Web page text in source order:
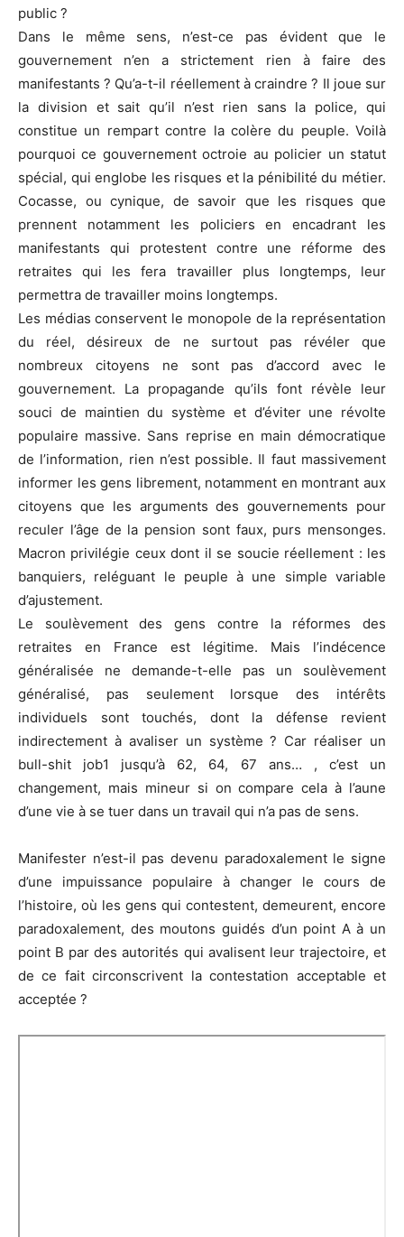
public ?
Dans le même sens, n’est-ce pas évident que le
gouvernement n’en a strictement rien à faire des
manifestants ? Qu’a-t-il réellement à craindre ? Il joue sur
la division et sait qu’il n’est rien sans la police, qui
constitue un rempart contre la colère du peuple. Voilà
pourquoi ce gouvernement octroie au policier un statut
spécial, qui englobe les risques et la pénibilité du métier.
Cocasse, ou cynique, de savoir que les risques que
prennent notamment les policiers en encadrant les
manifestants qui protestent contre une réforme des
retraites qui les fera travailler plus longtemps, leur
permettra de travailler moins longtemps.
Les médias conservent le monopole de la représentation
du réel, désireux de ne surtout pas révéler que
nombreux citoyens ne sont pas d’accord avec le
gouvernement. La propagande qu’ils font révèle leur
souci de maintien du système et d’éviter une révolte
populaire massive. Sans reprise en main démocratique
de l’information, rien n’est possible. Il faut massivement
informer les gens librement, notamment en montrant aux
citoyens que les arguments des gouvernements pour
reculer l’âge de la pension sont faux, purs mensonges.
Macron privilégie ceux dont il se soucie réellement : les
banquiers, reléguant le peuple à une simple variable
d’ajustement.
Le soulèvement des gens contre la réformes des
retraites en France est légitime. Mais l’indécence
généralisée ne demande-t-elle pas un soulèvement
généralisé, pas seulement lorsque des intérêts
individuels sont touchés, dont la défense revient
indirectement à avaliser un système ? Car réaliser un
bull-shit job1 jusqu’à 62, 64, 67 ans… , c’est un
changement, mais mineur si on compare cela à l’aune
d’une vie à se tuer dans un travail qui n’a pas de sens.
Manifester n’est-il pas devenu paradoxalement le signe
d’une impuissance populaire à changer le cours de
l’histoire, où les gens qui contestent, demeurent, encore
paradoxalement, des moutons guidés d’un point A à un
point B par des autorités qui avalisent leur trajectoire, et
de ce fait circonscrivent la contestation acceptable et
acceptée ?